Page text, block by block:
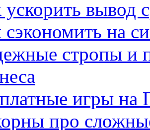
ускорить вывод
сэкономить на
стропы и
игры на
про